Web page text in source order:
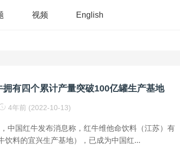
视频 English
有四个累计产量突破100亿罐生产基地
4年前 (2022-10-13)
中国红牛发布消息称，红牛维他命饮料（江苏）有
饮料的宜兴生产基地），已成为中国红...